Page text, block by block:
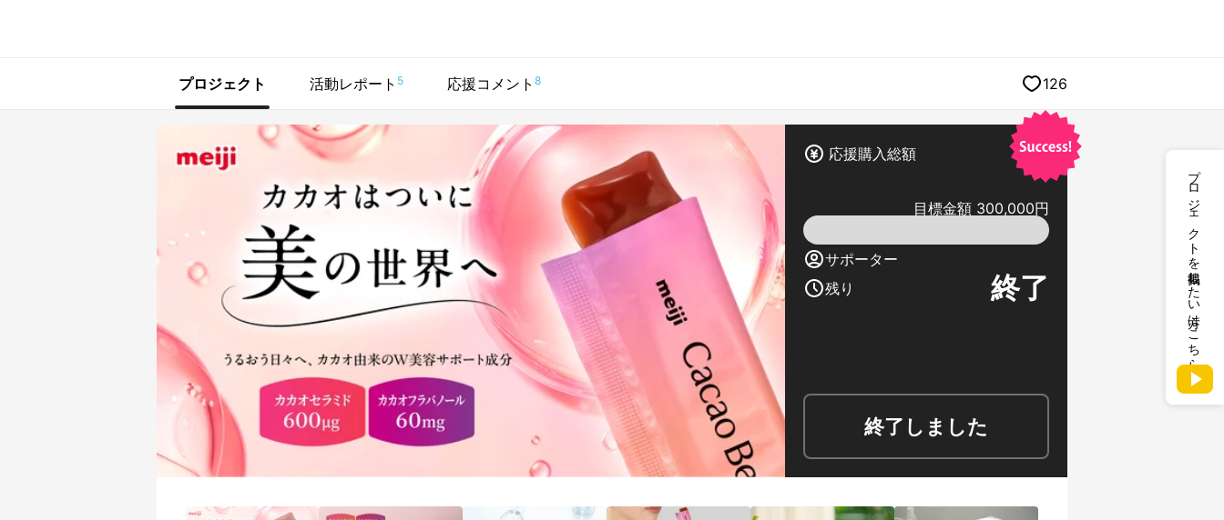
プロジェクトを掲載したい方はこちら
プロジェクト 活動レポート 5 応援コメント 8 126
応援購入総額
目標金額 300,000円
サポーター
残り
終了
終了しました